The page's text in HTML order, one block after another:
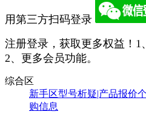
用第三方扫码登录
注册登录，获取更多权益！ 1
2、更多会员功能。
综合区
新手区型号析疑|产品报价
购信息